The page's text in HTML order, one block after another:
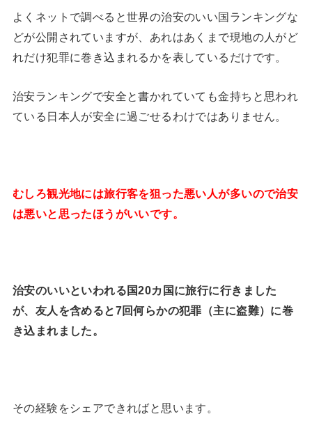
よくネットで調べると世界の治安のいい国ランキングな
どが公開されていますが、あれはあくまで現地の人がど
れだけ犯罪に巻き込まれるかを表しているだけです。
治安ランキングで安全と書かれていても金持ちと思われ
ている日本人が安全に過ごせるわけではありません。
むしろ観光地には旅行客を狙った悪い人が多いので治安
は悪いと思ったほうがいいです。
治安のいいといわれる国20カ国に旅行に行きました
が、友人を含めると7回何らかの犯罪（主に盗難）に巻
き込まれました。
その経験をシェアできればと思います。